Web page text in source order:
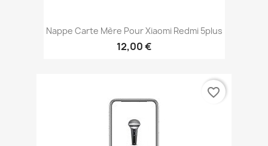
Nappe Carte Mère Pour Xiaomi Redmi 5plus
12,00 €
favorite_border